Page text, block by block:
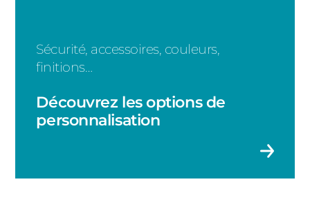
Fenêtre à soufflet
Fenêtre à la française
Sécurité, accessoires, couleurs,
finitions…
Découvrez les options de
personnalisation